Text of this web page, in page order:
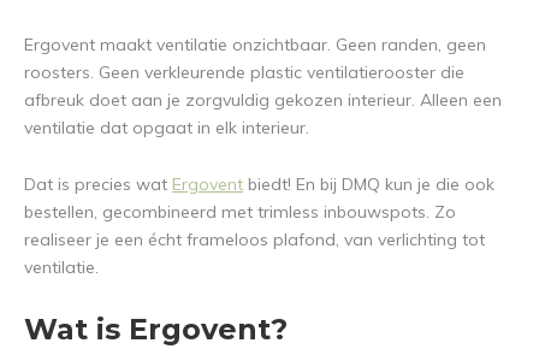
Ergovent maakt ventilatie onzichtbaar. Geen randen, geen
roosters. Geen verkleurende plastic ventilatierooster die
afbreuk doet aan je zorgvuldig gekozen interieur. Alleen een
ventilatie dat opgaat in elk interieur.
Dat is precies wat Ergovent biedt! En bij DMQ kun je die ook
bestellen, gecombineerd met trimless inbouwspots. Zo
realiseer je een écht frameloos plafond, van verlichting tot
ventilatie.
Wat is Ergovent?